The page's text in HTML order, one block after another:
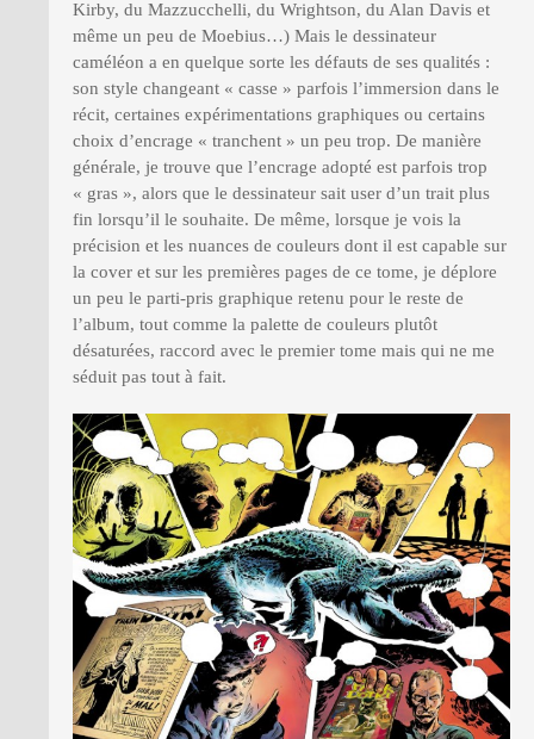
Kirby, du Mazzucchelli, du Wrightson, du Alan Davis et
même un peu de Moebius…) Mais le dessinateur
caméléon a en quelque sorte les défauts de ses qualités :
son style changeant « casse » parfois l’immersion dans le
récit, certaines expérimentations graphiques ou certains
choix d’encrage « tranchent » un peu trop. De manière
générale, je trouve que l’encrage adopté est parfois trop
« gras », alors que le dessinateur sait user d’un trait plus
fin lorsqu’il le souhaite. De même, lorsque je vois la
précision et les nuances de couleurs dont il est capable sur
la cover et sur les premières pages de ce tome, je déplore
un peu le parti-pris graphique retenu pour le reste de
l’album, tout comme la palette de couleurs plutôt
désaturées, raccord avec le premier tome mais qui ne me
séduit pas tout à fait.